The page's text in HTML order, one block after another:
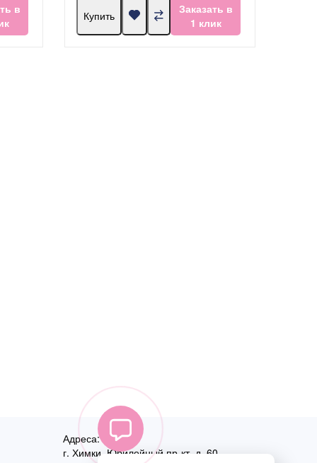
в
Купить
Заказать в
1 клик
Адреса:
г. Химки, Юбилейный пр-кт, д. 60